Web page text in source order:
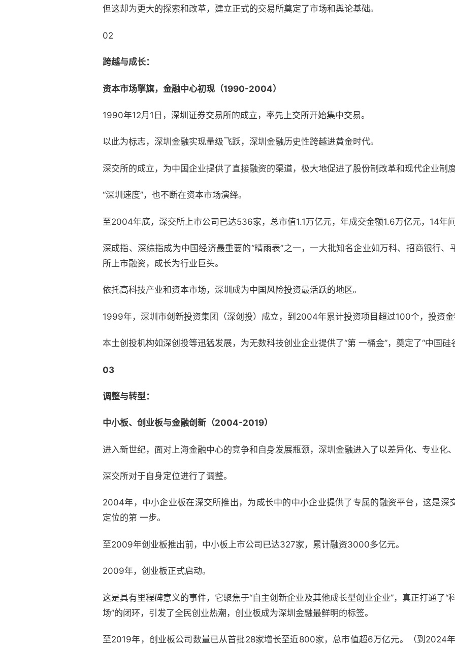
但这却为更大的探索和改革，建立正式的交易所奠定了市场和舆论基础。
02
跨越与成长：
资本市场擎旗，金融中心初现（1990-2004）
1990年12月1日，深圳证券交易所的成立，率先上交所开始集中交易。
以此为标志，深圳金融实现量级飞跃，深圳金融历史性跨越进黄金时代。
深交所的成立，为中国企业提供了直接融资的渠道，极大地促进了股份制改革和现代企业制度
“深圳速度”，也不断在资本市场演绎。
至2004年底，深交所上市公司已达536家，总市值1.1万亿元，年成交金额1.6万亿元，14年
深成指、深综指成为中国经济最重要的“晴雨表”之一，一大批知名企业如万科、招商银行、
所上市融资，成长为行业巨头。
依托高科技产业和资本市场，深圳成为中国风险投资最活跃的地区。
1999年，深圳市创新投资集团（深创投）成立，到2004年累计投资项目超过100个，投资金
本土创投机构如深创投等迅猛发展，为无数科技创业企业提供了“第 一桶金”，奠定了“中国硅
03
调整与转型：
中小板、创业板与金融创新（2004-2019）
进入新世纪，面对上海金融中心的竞争和自身发展瓶颈，深圳金融进入了以差异化、专业化
深交所对于自身定位进行了调整。
2004年，中小企业板在深交所推出，为成长中的中小企业提供了专属的融资平台，这是深
定位的第 一步。
至2009年创业板推出前，中小板上市公司已达327家，累计融资3000多亿元。
2009年，创业板正式启动。
这是具有里程碑意义的事件，它聚焦于“自主创新企业及其他成长型创业企业”，真正打通了“
场”的闭环，引发了全民创业热潮，创业板成为深圳金融最鲜明的标签。
至2019年，创业板公司数量已从首批28家增长至近800家，总市值超6万亿元。（到2024